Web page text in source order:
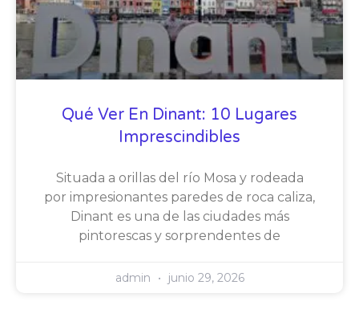
Qué Ver En Dinant: 10 Lugares
Imprescindibles
Situada a orillas del río Mosa y rodeada
por impresionantes paredes de roca caliza,
Dinant es una de las ciudades más
pintorescas y sorprendentes de
admin junio 29, 2026